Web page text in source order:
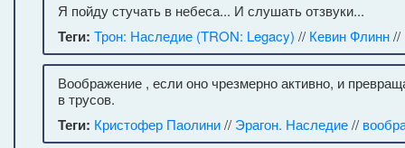
Я пойду стучать в небеса... И слушать отзвуки...
Теги: Трон: Наследие (TRON: Legacy) // Кевин Флинн//
Воображение , если оно чрезмерно активно, и
в трусов.
Теги: Кристофер Паолини// Эрагон. Наследие//